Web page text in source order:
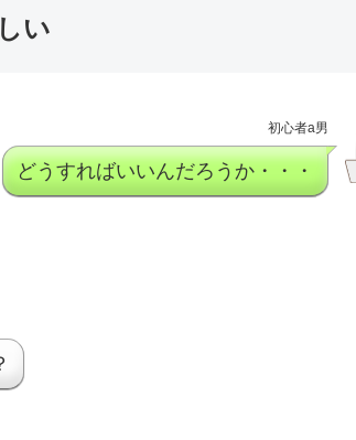
い
初心者a男
どうすればいいんだろうか・・・